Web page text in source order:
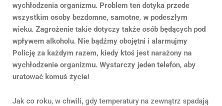
wychłodzenia organizmu. Problem ten dotyka przede
wszystkim osoby bezdomne, samotne, w podeszłym
wieku. Zagrożenie takie dotyczy także osób będących pod
wpływem alkoholu. Nie bądźmy obojętni i alarmujmy
Policję za każdym razem, kiedy ktoś jest narażony na
wychłodzenie organizmu. Wystarczy jeden telefon, aby
uratować komuś życie!
Jak co roku, w chwili, gdy temperatury na zewnątrz spadają